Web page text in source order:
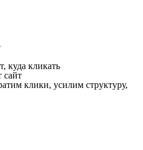
куда кликать
сайт
клики, усилим структуру,